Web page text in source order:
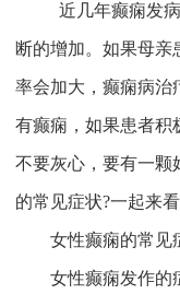
近几年癫痫发
断的增加。如果母
率会加大，癫痫病治
有癫痫，如果患者积
不要灰心，要有一颗
的常见症状?一起来
女性癫痫的常见
女性癫痫发作的